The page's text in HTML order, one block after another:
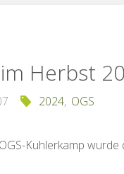
Herbst
2024, OGS
Kuhlerkamp wurde